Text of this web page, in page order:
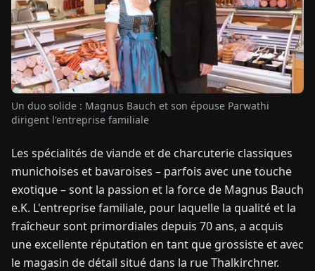
CONTACTEZ-
NOUS
Un duo solide : Magnus Bauch et son épouse Parwathi
dirigent l'entreprise familiale
Les spécialités de viande et de charcuterie classiques
munichoises et bavaroises – parfois avec une touche
exotique – sont la passion et la force de Magnus Bauch
e.K. L'entreprise familiale, pour laquelle la qualité et la
fraîcheur sont primordiales depuis 70 ans, a acquis
une excellente réputation en tant que grossiste et avec
le magasin de détail situé dans la rue Thalkirchner.